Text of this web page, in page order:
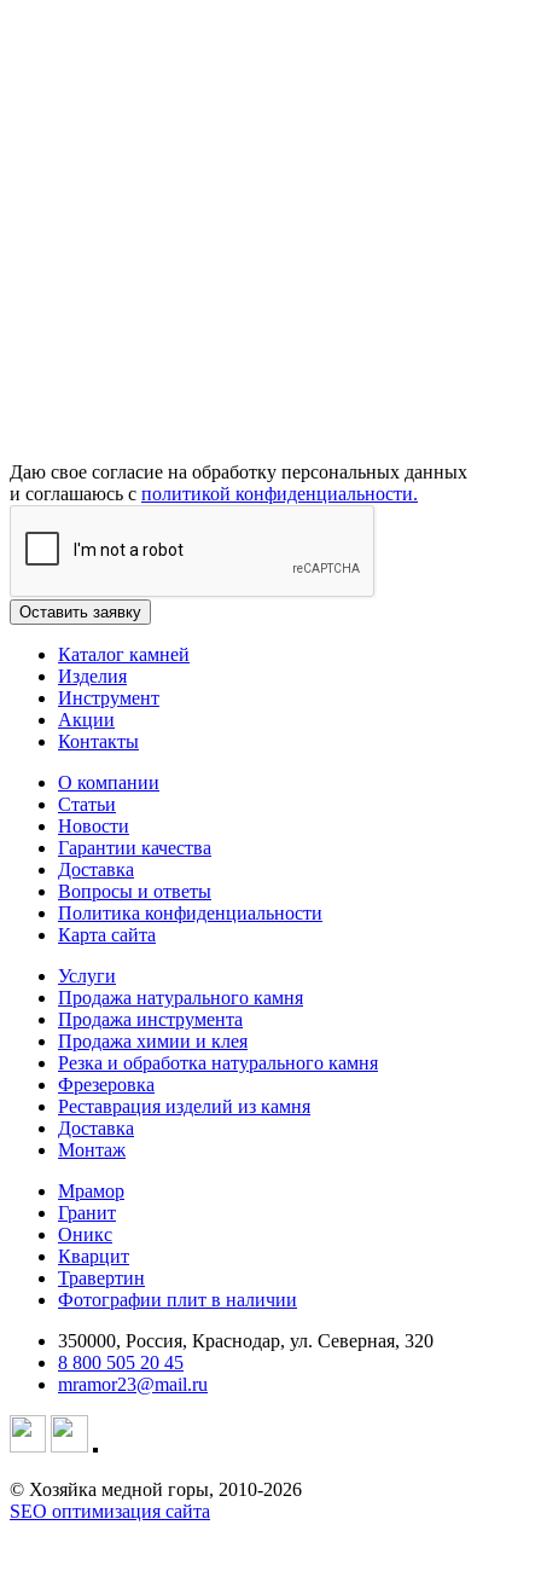
Даю свое согласие на обработку персональных данных
и соглашаюсь с политикой конфиденциальности.
Каталог камней
Изделия
Инструмент
Акции
Контакты
О компании
Статьи
Новости
Гарантии качества
Доставка
Вопросы и ответы
Политика конфиденциальности
Карта сайта
Услуги
Продажа натурального камня
Продажа инструмента
Продажа химии и клея
Резка и обработка натурального камня
Фрезеровка
Реставрация изделий из камня
Доставка
Монтаж
Мрамор
Гранит
Оникс
Кварцит
Травертин
Фотографии плит в наличии
350000, Россия, Краснодар, ул. Северная, 320
8 800 505 20 45
mramor23@mail.ru
© Хозяйка медной горы, 2010-2026
SEO оптимизация сайта